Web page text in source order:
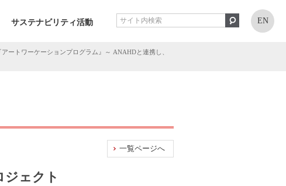
サステナビリティ活動 EN
ートワーケーションプログラム』～ ANAHDと連携し、
一覧ページへ
ジェクト